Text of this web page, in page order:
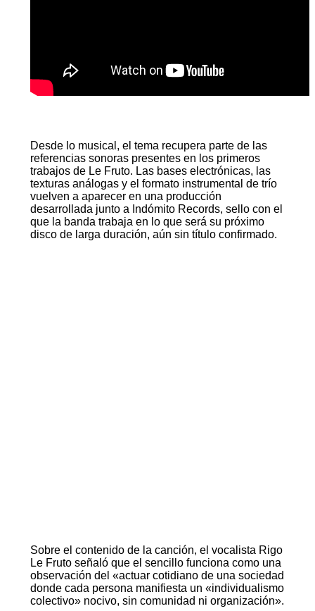
Desde lo musical, el tema recupera parte de las
referencias sonoras presentes en los primeros
trabajos de Le Fruto. Las bases electrónicas, las
texturas análogas y el formato instrumental de trío
vuelven a aparecer en una producción
desarrollada junto a Indómito Records, sello con el
que la banda trabaja en lo que será su próximo
disco de larga duración, aún sin título confirmado.
Sobre el contenido de la canción, el vocalista Rigo
Le Fruto señaló que el sencillo funciona como una
observación del «actuar cotidiano de una sociedad
donde cada persona manifiesta un «individualismo
colectivo» nocivo, sin comunidad ni organización».